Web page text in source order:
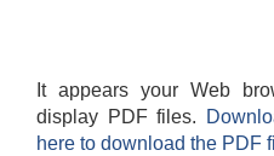
It appears your Web
display PDF files.
here to download the PDF